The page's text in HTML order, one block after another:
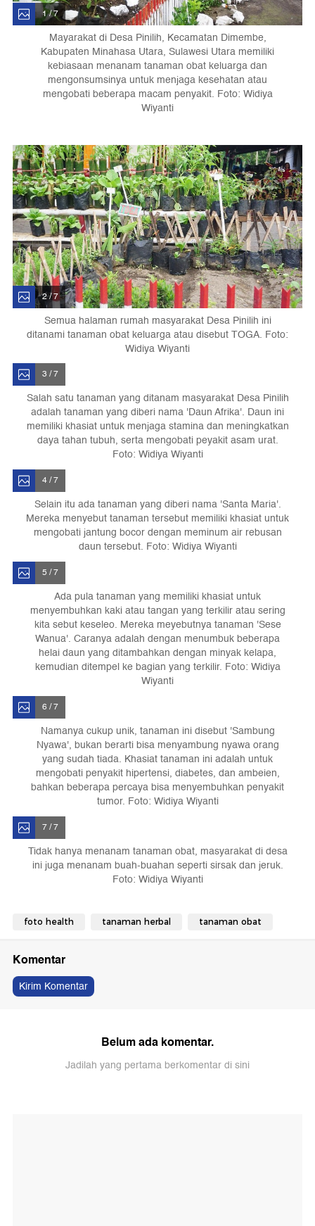
1 / 7
Mayarakat di Desa Pinilih, Kecamatan Dimembe,
Kabupaten Minahasa Utara, Sulawesi Utara memiliki
kebiasaan menanam tanaman obat keluarga dan
mengonsumsinya untuk menjaga kesehatan atau
mengobati beberapa macam penyakit. Foto: Widiya
Wiyanti
2 / 7
Semua halaman rumah masyarakat Desa Pinilih ini
ditanami tanaman obat keluarga atau disebut TOGA. Foto:
Widiya Wiyanti
3 / 7
Salah satu tanaman yang ditanam masyarakat Desa Pinilih
adalah tanaman yang diberi nama 'Daun Afrika'. Daun ini
memiliki khasiat untuk menjaga stamina dan meningkatkan
daya tahan tubuh, serta mengobati peyakit asam urat.
Foto: Widiya Wiyanti
4 / 7
Selain itu ada tanaman yang diberi nama 'Santa Maria'.
Mereka menyebut tanaman tersebut memiliki khasiat untuk
mengobati jantung bocor dengan meminum air rebusan
daun tersebut. Foto: Widiya Wiyanti
5 / 7
Ada pula tanaman yang memiliki khasiat untuk
menyembuhkan kaki atau tangan yang terkilir atau sering
kita sebut keseleo. Mereka meyebutnya tanaman 'Sese
Wanua'. Caranya adalah dengan menumbuk beberapa
helai daun yang ditambahkan dengan minyak kelapa,
kemudian ditempel ke bagian yang terkilir. Foto: Widiya
Wiyanti
6 / 7
Namanya cukup unik, tanaman ini disebut 'Sambung
Nyawa', bukan berarti bisa menyambung nyawa orang
yang sudah tiada. Khasiat tanaman ini adalah untuk
mengobati penyakit hipertensi, diabetes, dan ambeien,
bahkan beberapa percaya bisa menyembuhkan penyakit
tumor. Foto: Widiya Wiyanti
7 / 7
Tidak hanya menanam tanaman obat, masyarakat di desa
ini juga menanam buah-buahan seperti sirsak dan jeruk.
Foto: Widiya Wiyanti
foto health tanaman herbal tanaman obat
Komentar
Kirim Komentar
Belum ada komentar.
Jadilah yang pertama berkomentar di sini